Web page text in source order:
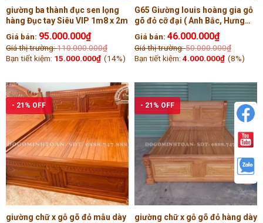
giường ba thành đục sen lọng
hàng Đục tay Siêu VIP 1m8 x 2m
Giá bán: 95.000.000₫
Giá thị trường:110.000.000₫
Bạn tiết kiệm: 15.000.000₫ (14%)
G65 Giường louis hoàng gia gỗ
gõ đỏ cỡ đại ( Anh Bắc, Hưng
Giá bán: 46.000.000₫
Giá thị trường:50.000.000₫
Bạn tiết kiệm: 4.000.000₫ (8%)
- 21% OFF
giường chữ x gỗ gõ đỏ mẫu dày
- 21% OFF
giường chữ x gỗ gõ đỏ hàng dày